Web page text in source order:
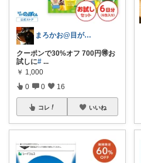
まろかお@目が回る〰️毎日
クーポンで30%オフ 700円🉐お
試しに# ...
￥ 1,000
0 0 16
コレ いいね